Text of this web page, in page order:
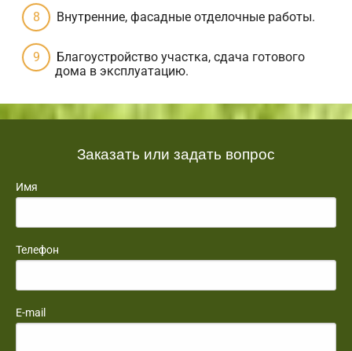
Внутренние, фасадные отделочные работы.
Благоустройство участка, сдача готового
дома в эксплуатацию.
Заказать или задать вопрос
Имя
Телефон
E-mail